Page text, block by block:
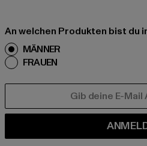
An welchen Produkten bist du
MÄNNER
FRAUEN